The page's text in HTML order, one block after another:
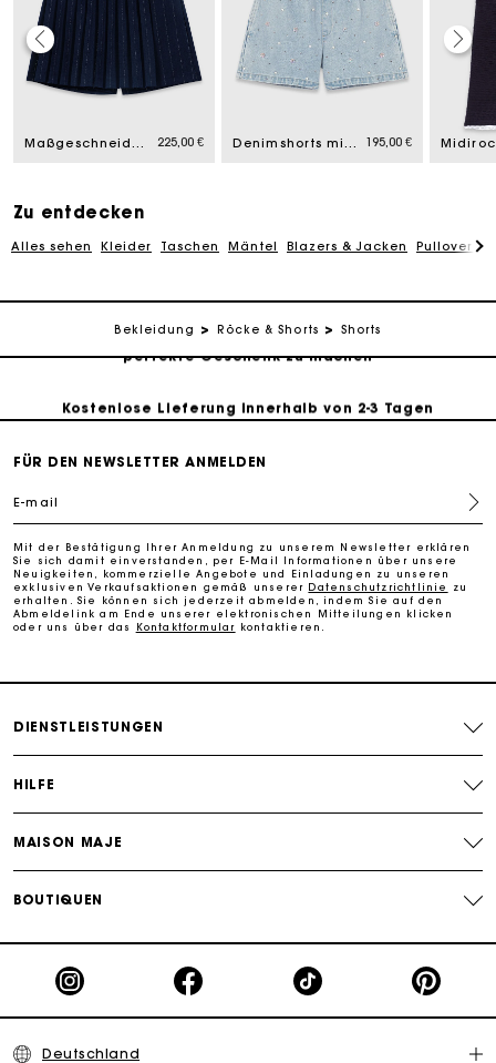
Maßgeschneiderte Shorts mit Lurex 225,00 € Denimshorts mit Blumen 195,00 €
Zu entdecken
Alles sehen Kleider Taschen Mäntel Blazers & Jacken Pullover &
Bekleidung Röcke & Shorts Shorts
Die Maje-Geschenkkarte: Die beste Möglichkeit, das
perfekte Geschenk zu machen
Kostenlose Lieferung innerhalb von 2-3 Tagen
PayPal - Bezahlung nach 30 Tagen
Die Maje-Geschenkkarte: Die beste Möglichkeit, das
Kostenlose Lieferung innerhalb von 2-3 Tagen
PayPal - Bezahlung nach 30 Tagen
Kostenlose Umtausch & Rücksendung
Die Maje-Geschenkkarte: Die beste Möglichkeit, das
perfekte Geschenk zu machen
FÜR DEN NEWSLETTER ANMELDEN
E-mail
Mit der Bestätigung Ihrer Anmeldung zu unserem Newsletter erklären
Sie sich damit einverstanden, per E-Mail Informationen über unsere
Neuigkeiten, kommerzielle Angebote und Einladungen zu unseren
exklusiven Verkaufsaktionen gemäß unserer Datenschutzrichtlinie
zu
erhalten. Sie können sich jederzeit abmelden, indem Sie auf den
Abmeldelink am Ende unserer elektronischen Mitteilungen klicken
oder uns über das
Kontaktformular kontaktieren.
DIENSTLEISTUNGEN
HILFE
MAISON MAJE
BOUTIQUEN
Deutschland